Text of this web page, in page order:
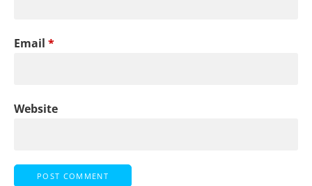
Email *
Website